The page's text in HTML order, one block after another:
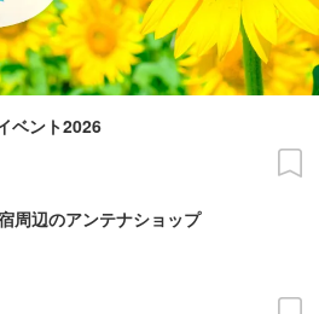
ベント2026
周辺のアンテナショップ